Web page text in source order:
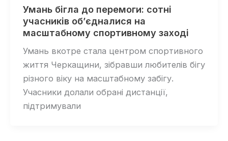
Умань бігла до перемоги: сотні
учасників об’єдналися на
масштабному спортивному заході
Умань вкотре стала центром спортивного
життя Черкащини, зібравши любителів бігу
різного віку на масштабному забігу.
Учасники долали обрані дистанції,
підтримували